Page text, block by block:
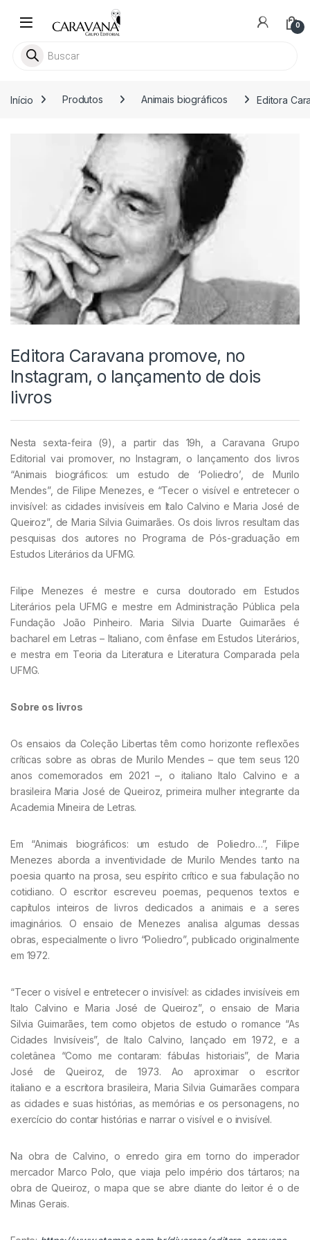
0
Pesquisar livros
Início Produtos Animais biográficos Editora
Editora Caravana promove, no
Instagram, o lançamento de dois
livros
Nesta sexta-feira (9), a partir das 19h, a Caravana Grupo
Editorial vai promover, no Instagram, o lançamento dos livros
“Animais biográficos: um estudo de ‘Poliedro’, de Murilo
Mendes”, de Filipe Menezes, e “Tecer o visível e entretecer o
invisível: as cidades invisíveis em Italo Calvino e Maria José de
Queiroz”, de Maria Silvia Guimarães. Os dois livros resultam das
pesquisas dos autores no Programa de Pós-graduação em
Estudos Literários da UFMG.
Filipe Menezes é mestre e cursa doutorado em Estudos
Literários pela UFMG e mestre em Administração Pública pela
Fundação João Pinheiro. Maria Silvia Duarte Guimarães é
bacharel em Letras – Italiano, com ênfase em Estudos Literários,
e mestra em Teoria da Literatura e Literatura Comparada pela
UFMG.
Sobre os livros
Os ensaios da Coleção Libertas têm como horizonte reflexões
críticas sobre as obras de Murilo Mendes – que tem seus 120
anos comemorados em 2021 –, o italiano Italo Calvino e a
brasileira Maria José de Queiroz, primeira mulher integrante da
Academia Mineira de Letras.
Em “Animais biográficos: um estudo de Poliedro…”, Filipe
Menezes aborda a inventividade de Murilo Mendes tanto na
poesia quanto na prosa, seu espírito crítico e sua fabulação no
cotidiano. O escritor escreveu poemas, pequenos textos e
capítulos inteiros de livros dedicados a animais e a seres
imaginários. O ensaio de Menezes analisa algumas dessas
obras, especialmente o livro “Poliedro”, publicado originalmente
em 1972.
“Tecer o visível e entretecer o invisível: as cidades invisíveis em
Italo Calvino e Maria José de Queiroz”, o ensaio de Maria
Silvia Guimarães, tem como objetos de estudo o romance “As
Cidades Invisíveis”, de Italo Calvino, lançado em 1972, e a
coletânea “Como me contaram: fábulas historiais”, de Maria
José de Queiroz, de 1973. Ao aproximar o escritor
italiano e a escritora brasileira, Maria Silvia Guimarães compara
as cidades e suas histórias, as memórias e os personagens, no
exercício do contar histórias e narrar o visível e o invisível.
Na obra de Calvino, o enredo gira em torno do imperador
mercador Marco Polo, que viaja pelo império dos tártaros; na
obra de Queiroz, o mapa que se abre diante do leitor é o de
Minas Gerais.